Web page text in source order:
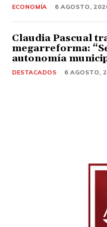
ECONOMÍA 6 AGOSTO,
Claudia Pascual
megarreforma:
autonomía
DESTACADOS 6 AGOSTO,